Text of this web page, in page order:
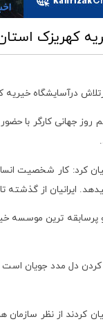
کهریزک استان
درآسایشگاه خیریه
جهانی کارگر با
کار شخصیت
ایرانیان از
و پرسابقه ترین
دل مدد جویان